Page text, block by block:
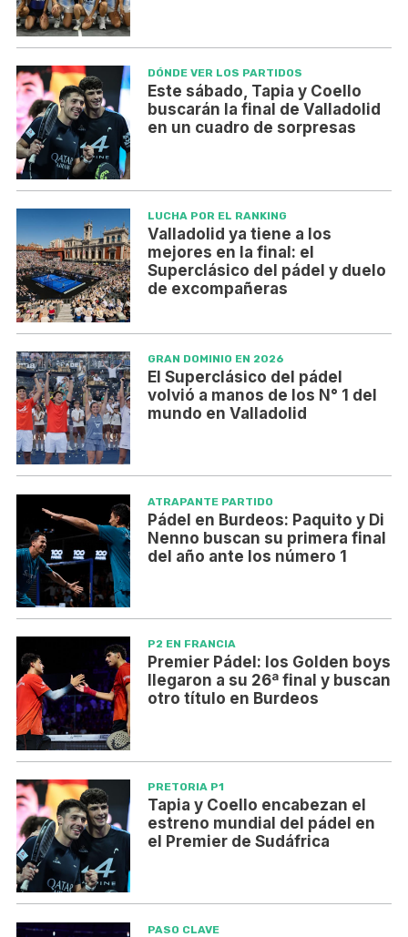
DÓNDE VER LOS PARTIDOS
Este sábado, Tapia y Coello
buscarán la final de Valladolid
en un cuadro de sorpresas
LUCHA POR EL RANKING
Valladolid ya tiene a los
mejores en la final: el
Superclásico del pádel y duelo
de excompañeras
GRAN DOMINIO EN 2026
El Superclásico del pádel
volvió a manos de los N° 1 del
mundo en Valladolid
ATRAPANTE PARTIDO
Pádel en Burdeos: Paquito y Di
Nenno buscan su primera final
del año ante los número 1
P2 EN FRANCIA
Premier Pádel: los Golden boys
llegaron a su 26ª final y buscan
otro título en Burdeos
PRETORIA P1
Tapia y Coello encabezan el
estreno mundial del pádel en
el Premier de Sudáfrica
PASO CLAVE